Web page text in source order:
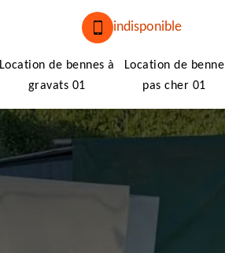
indisponible
Location de bennes à
gravats 01
Location de benne
pas cher 01